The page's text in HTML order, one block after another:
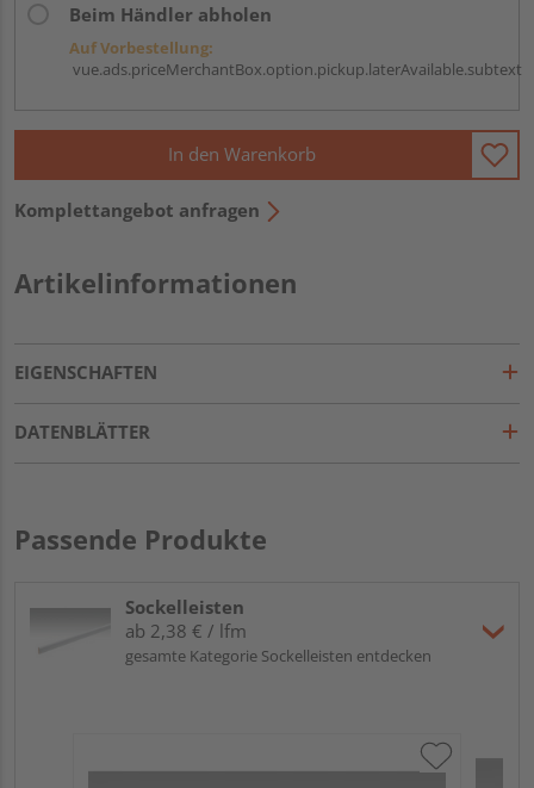
Beim Händler abholen
Auf Vorbestellung:
vue.ads.priceMerchantBox.option.pickup.laterAvailable.subtext
In den Warenkorb
Komplettangebot anfragen
Artikelinformationen
EIGENSCHAFTEN
DATENBLÄTTER
Passende Produkte
Sockelleisten
ab 2,38 € / lfm
gesamte Kategorie Sockelleisten entdecken